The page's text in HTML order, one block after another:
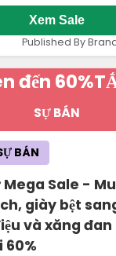
Xem Sale
Published By
đến 60%
SỰ BÁN
Mega Sale -
giày bệt
và xăng
60%
BÁN